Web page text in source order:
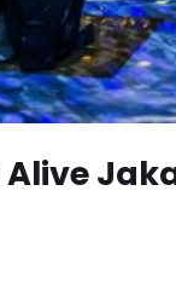
Alive